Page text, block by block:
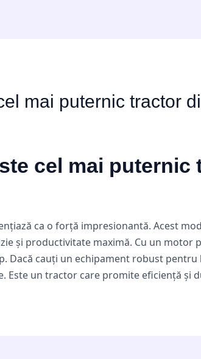
mai puternic tractor
cel mai
ca o forță impresionantă. Acest
și productivitate maximă. Cu un motor
Dacă cauți un echipament robust
Este un tractor care promite eficiență și